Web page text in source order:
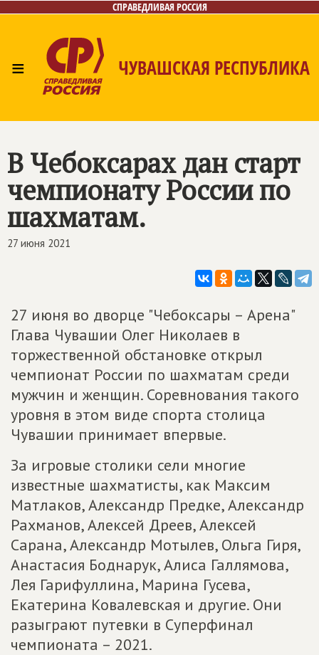
СПРАВЕДЛИВАЯ РОССИЯ
≡ ЧУВАШСКАЯ РЕСПУБЛИКА
В Чебоксарах дан старт
чемпионату России по
шахматам.
27 июня 2021
27 июня во дворце "Чебоксары – Арена"
Глава Чувашии Олег Николаев в
торжественной обстановке открыл
чемпионат России по шахматам среди
мужчин и женщин. Соревнования такого
уровня в этом виде спорта столица
Чувашии принимает впервые.
За игровые столики сели многие
известные шахматисты, как Максим
Матлаков, Александр Предке, Александр
Рахманов, Алексей Дреев, Алексей
Сарана, Александр Мотылев, Ольга Гиря,
Анастасия Боднарук, Алиса Галлямова,
Лея Гарифуллина, Марина Гусева,
Екатерина Ковалевская и другие. Они
разыграют путевки в Суперфинал
чемпионата – 2021.